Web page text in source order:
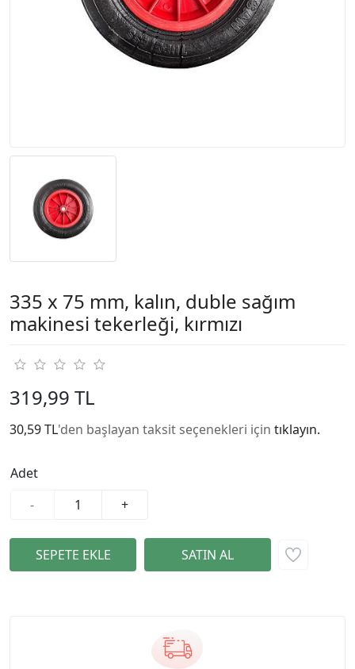
335 x 75 mm, kalın, duble sağım
makinesi tekerleği, kırmızı
319,99 TL
30,59 TL'den başlayan taksit seçenekleri için tıklayın.
Adet
-
+